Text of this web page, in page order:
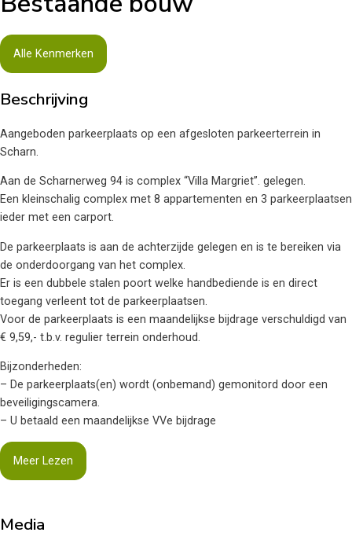
Alle Kenmerken
Beschrijving
Aangeboden parkeerplaats op een afgesloten parkeerterrein in
Scharn.
Aan de Scharnerweg 94 is complex “Villa Margriet”. gelegen.
Een kleinschalig complex met 8 appartementen en 3 parkeerplaatsen
ieder met een carport.
De parkeerplaats is aan de achterzijde gelegen en is te bereiken via
de onderdoorgang van het complex.
Er is een dubbele stalen poort welke handbediende is en direct
toegang verleent tot de parkeerplaatsen.
Voor de parkeerplaats is een maandelijkse bijdrage verschuldigd van
€ 9,59,- t.b.v. regulier terrein onderhoud.
Bijzonderheden:
– De parkeerplaats(en) wordt (onbemand) gemonitord door een
beveiligingscamera.
– U betaald een maandelijkse VVe bijdrage
Meer Lezen
Media